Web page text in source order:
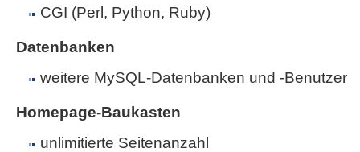
CGI (Perl, Python, Ruby)
Datenbanken
weitere MySQL-Datenbanken und -Benutzer
Homepage-Baukasten
unlimitierte Seitenanzahl